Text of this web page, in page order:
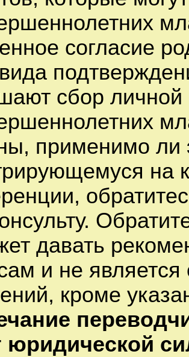
согласие
сбор
применимо ли
на
давать
и не
кроме
юридической